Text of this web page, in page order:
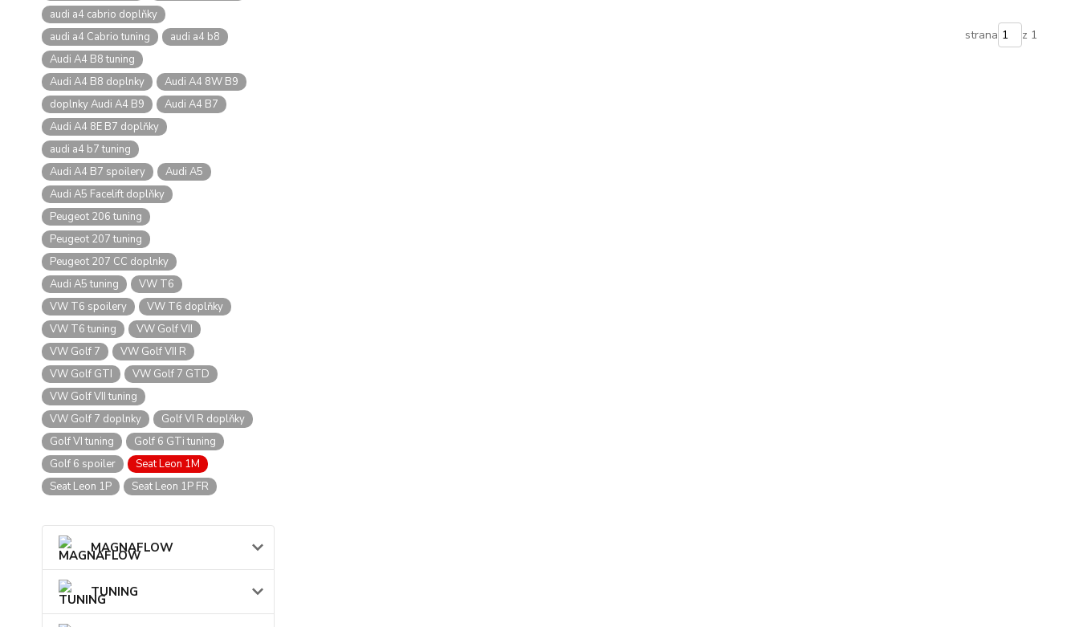
audi a4 cabrio doplňky
audi a4 Cabrio tuning
audi a4 b8
Audi A4 B8 tuning
Audi A4 B8 doplnky
Audi A4 8W B9
doplnky Audi A4 B9
Audi A4 B7
Audi A4 8E B7 doplňky
audi a4 b7 tuning
Audi A4 B7 spoilery
Audi A5
Audi A5 Facelift doplňky
Peugeot 206 tuning
Peugeot 207 tuning
Peugeot 207 CC doplnky
Audi A5 tuning
VW T6
VW T6 spoilery
VW T6 doplňky
VW T6 tuning
VW Golf VII
VW Golf 7
VW Golf VII R
VW Golf GTI
VW Golf 7 GTD
VW Golf VII tuning
VW Golf 7 doplnky
Golf VI R doplňky
Golf VI tuning
Golf 6 GTi tuning
Golf 6 spoiler
Seat Leon 1M
Seat Leon 1P
Seat Leon 1P FR
MAGNAFLOW
TUNING
strana z 1